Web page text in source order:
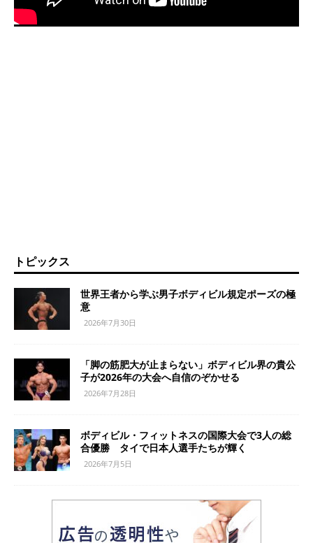
トピックス
世界王者から学ぶ男子ボディビル規定ポーズの極
意
2026年7月30日
「脚の筋肥大が止まらない」ボディビル界の貴公
子が2026年の大会へ自信のぞかせる
2026年7月28日
ボディビル・フィットネスの国際大会で3人の総
合優勝 タイで日本人選手たちが輝く
2026年7月5日